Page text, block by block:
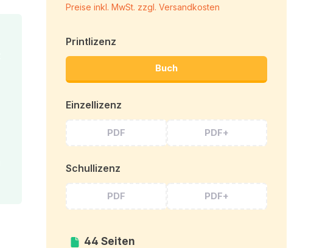
Preise inkl. MwSt. zzgl. Versandkosten
Printlizenz
Buch
Einzellizenz
PDF PDF+
Schullizenz
PDF PDF+
44 Seiten